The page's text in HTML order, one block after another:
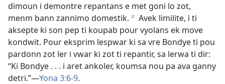
dimoun i demontre repantans e met goni lo zot,
menm bann zannimo domestik. b Avek limilite, i ti
aksepte ki son pep ti koupab pour vyolans ek move
kondwit. Pour eksprim lespwar ki sa vre Bondye ti pou
pardonn zot ler i vwar ki zot ti repantir, sa lerwa ti dir:
“Ki Bondye . . . i aret ankoler, koumsa nou pa ava ganny
detri.”​—Yona 3:6-9.